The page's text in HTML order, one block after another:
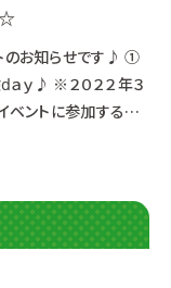
☆
のお知らせです♪ ①
ａｙ♪ ※２０２２年３
ベントに参加する新
の方も大丈夫！ ルネ
(/・ω・)/ ☆スケ
３０～（受付１３：１